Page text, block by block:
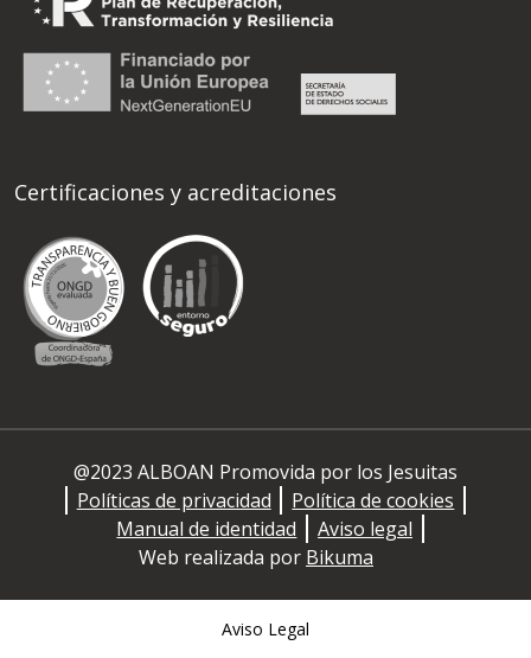
Certificaciones y acreditaciones
@2023 ALBOAN Promovida por los Jesuitas
Políticas de privacidad
Política de cookies
Manual de identidad
Aviso legal
Web realizada por Bikuma
Aviso Legal